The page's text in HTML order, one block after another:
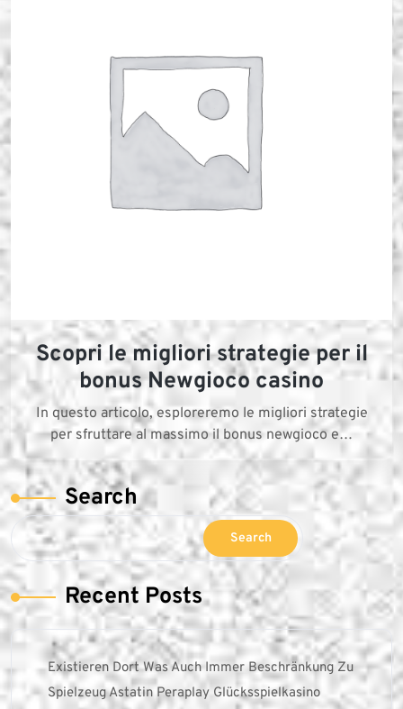
Scopri le migliori strategie per il
bonus Newgioco casino
In questo articolo, esploreremo le migliori strategie
per sfruttare al massimo il bonus newgioco e…
Search
Search
Recent Posts
Existieren Dort Was Auch Immer Beschränkung Zu
Spielzeug Astatin Peraplay Glücksspielkasino